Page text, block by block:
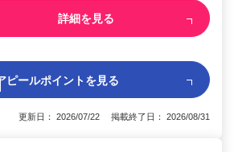
詳細を見る
ピールポイントを見る
更新日： 2026/07/22 掲載終了日： 2026/08/31